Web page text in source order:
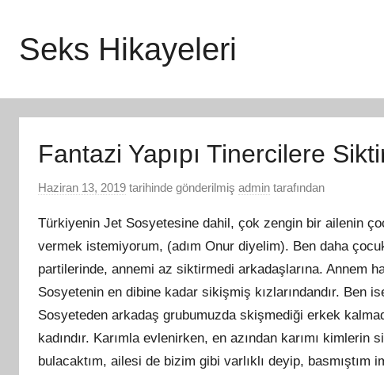
Seks Hikayeleri
Fantazi Yapıpı Tinercilere
Haziran 13, 2019 tarihinde gönderilmiş admin tarafından
Türkiyenin Jet Sosyetesine dahil, çok zengin bir ailenin
vermek istemiyorum, (adım Onur diyelim). Ben daha
partilerinde, annemi az siktirmedi arkadaşlarına. Annem
Sosyetenin en dibine kadar sikişmiş kızlarındandır. Ben
Sosyeteden arkadaş grubumuzda skişmediği erkek
kadındır. Karımla evlenirken, en azından karımı
bulacaktım, ailesi de bizim gibi varlıklı deyip, basmıştım